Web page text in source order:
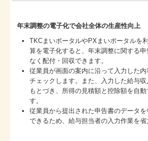
年末調整の電子化で会社全体の生産性向上
TKCまいポータルやPXまいポータルを
算を電子化すると、年末調整に関する
なく配付・回収できます。
従業員が画面の案内に沿って入力した
チェックします。また、入力した給与
もとづき、所得の見積額と控除額を自
す。
従業員から提出された申告書のデータ
できるため、給与担当者の入力作業を省